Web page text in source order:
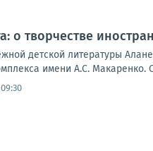
о творчестве
детской литературы
имени А.С. Макаренко.